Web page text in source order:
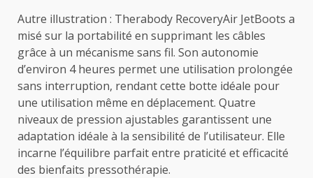
Autre illustration : Therabody RecoveryAir JetBoots a
misé sur la portabilité en supprimant les câbles
grâce à un mécanisme sans fil. Son autonomie
d’environ 4 heures permet une utilisation prolongée
sans interruption, rendant cette botte idéale pour
une utilisation même en déplacement. Quatre
niveaux de pression ajustables garantissent une
adaptation idéale à la sensibilité de l’utilisateur. Elle
incarne l’équilibre parfait entre praticité et efficacité
des bienfaits pressothérapie.